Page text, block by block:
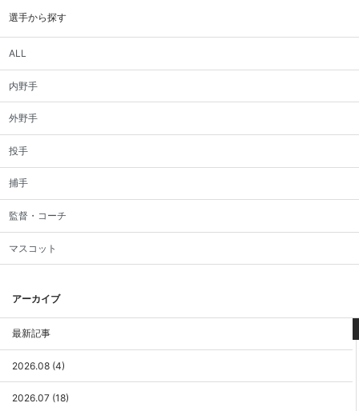
選手から探す
ALL
内野手
外野手
投手
捕手
監督・コーチ
マスコット
アーカイブ
最新記事
2026.08 (4)
2026.07 (18)